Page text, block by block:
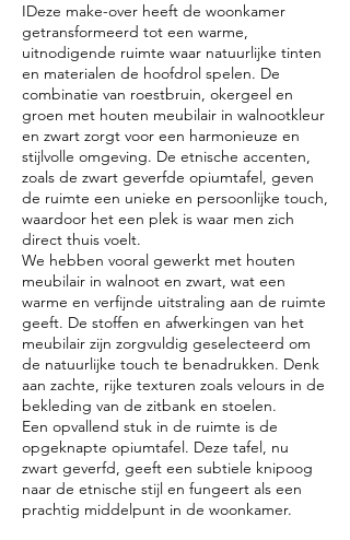
IDeze make-over heeft de woonkamer
getransformeerd tot een warme,
uitnodigende ruimte waar natuurlijke tinten
en materialen de hoofdrol spelen. De
combinatie van roestbruin, okergeel en
groen met houten meubilair in walnootkleur
en zwart zorgt voor een harmonieuze en
stijlvolle omgeving. De etnische accenten,
zoals de zwart geverfde opiumtafel, geven
de ruimte een unieke en persoonlijke touch,
waardoor het een plek is waar men zich
direct thuis voelt.
We hebben vooral gewerkt met houten
meubilair in walnoot en zwart, wat een
warme en verfijnde uitstraling aan de ruimte
geeft. De stoffen en afwerkingen van het
meubilair zijn zorgvuldig geselecteerd om
de natuurlijke touch te benadrukken. Denk
aan zachte, rijke texturen zoals velours in de
bekleding van de zitbank en stoelen.
Een opvallend stuk in de ruimte is de
opgeknapte opiumtafel. Deze tafel, nu
zwart geverfd, geeft een subtiele knipoog
naar de etnische stijl en fungeert als een
prachtig middelpunt in de woonkamer.